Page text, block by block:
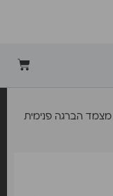
מצמד הברגה פנימית